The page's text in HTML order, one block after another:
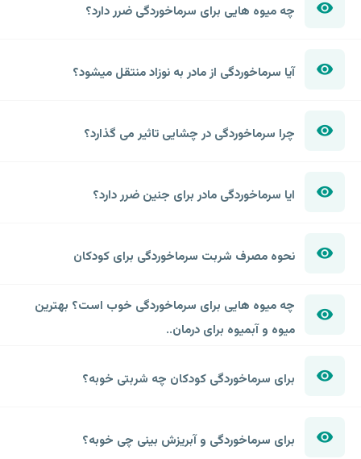
چه میوه هایی برای سرماخوردگی ضرر دارد؟
آیا سرماخوردگی از مادر به نوزاد منتقل میشود؟
چرا سرماخوردگی در چشایی تاثیر می گذارد؟
ایا سرماخوردگی مادر برای جنین ضرر دارد؟
نحوه مصرف شربت سرماخوردگی برای کودکان
چه میوه هایی برای سرماخوردگی خوب است؟ بهترین
میوه و آبمیوه برای درمان..
برای سرماخوردگی کودکان چه شربتی خوبه؟
برای سرماخوردگی و آبریزش بینی چی خوبه؟